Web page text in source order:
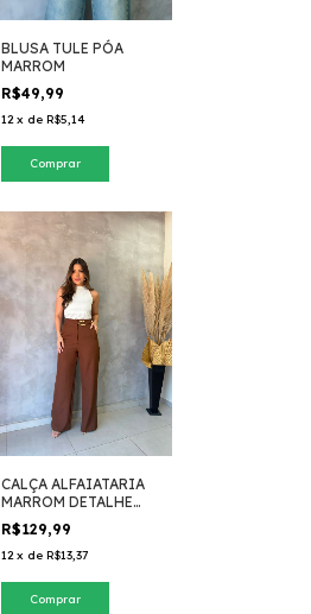
BLUSA TULE PÓA
MARROM
R$49,99
12 x de R$5,14
Comprar
CALÇA ALFAIATARIA
MARROM DETALHE
DOURADO
R$129,99
12 x de R$13,37
Comprar